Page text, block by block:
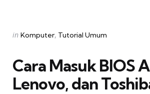
Categories
Posted
in Komputer Tutorial Umum
Cara Masuk BIOS
Lenovo, dan